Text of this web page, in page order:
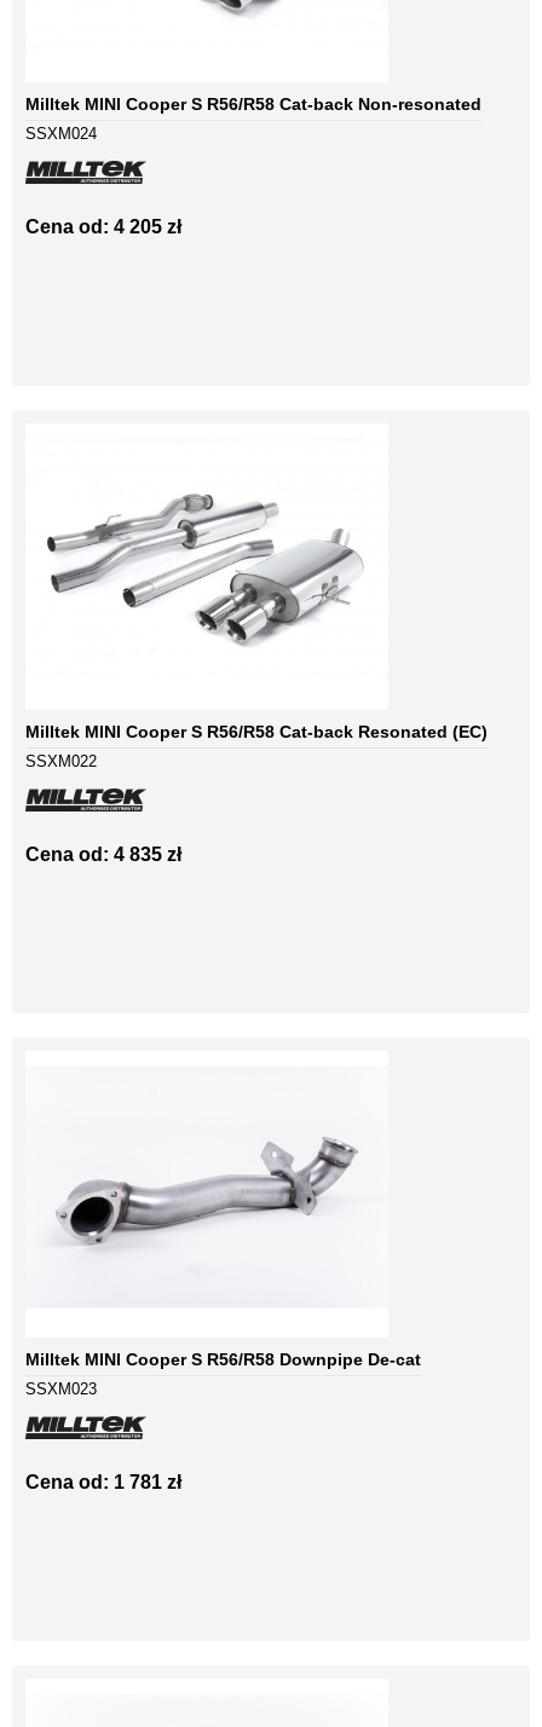
Milltek MINI Cooper S R56/R58 Cat-back Non-resonated
SSXM024
Cena od: 4 205 zł
Milltek MINI Cooper S R56/R58 Cat-back Resonated (EC)
SSXM022
Cena od: 4 835 zł
Milltek MINI Cooper S R56/R58 Downpipe De-cat
SSXM023
Cena od: 1 781 zł